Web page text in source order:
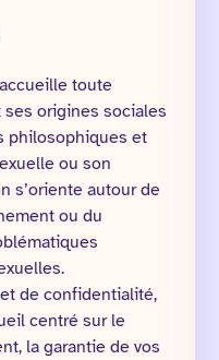
toute
origines sociales
philosophiques et
ou son
s’oriente autour de
ou du
de confidentialité,
centré sur le
la garantie de vos